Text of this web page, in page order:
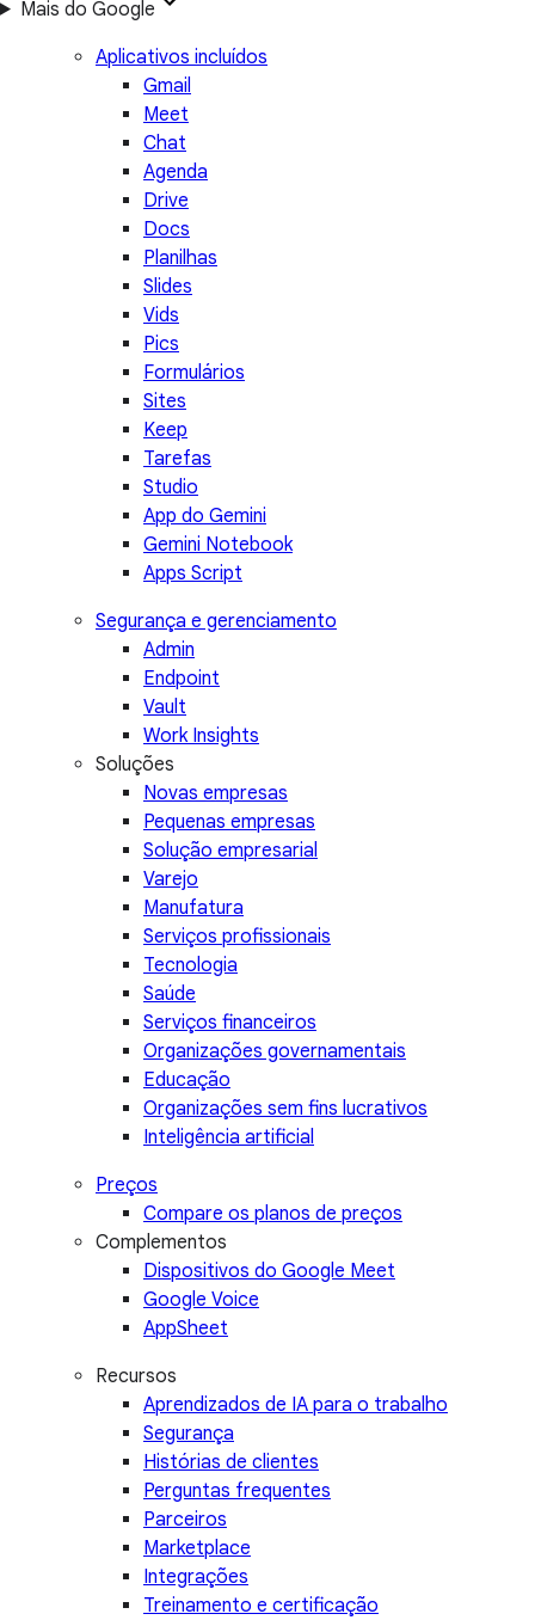
Mais do Google
Aplicativos incluídos
Gmail
Meet
Chat
Agenda
Drive
Docs
Planilhas
Slides
Vids
Pics
Formulários
Sites
Keep
Tarefas
Studio
App do Gemini
Gemini Notebook
Apps Script
Segurança e gerenciamento
Admin
Endpoint
Vault
Work Insights
Soluções
Novas empresas
Pequenas empresas
Solução empresarial
Varejo
Manufatura
Serviços profissionais
Tecnologia
Saúde
Serviços financeiros
Organizações governamentais
Educação
Organizações sem fins lucrativos
Inteligência artificial
Preços
Compare os planos de preços
Complementos
Dispositivos do Google Meet
Google Voice
AppSheet
Recursos
Aprendizados de IA para o trabalho
Segurança
Histórias de clientes
Perguntas frequentes
Parceiros
Marketplace
Integrações
Treinamento e certificação